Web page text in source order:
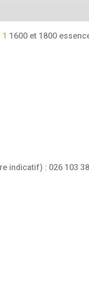
1600 et 1800
indicatif) : 026 103